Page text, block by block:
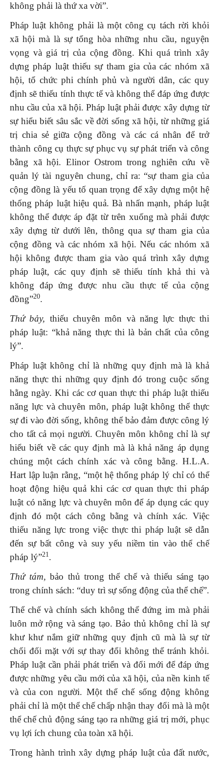
không phải là thứ xa vời”.
Pháp luật không phải là một công cụ tách rời khỏi
xã hội mà là sự tổng hòa những nhu cầu, nguyện
vọng và giá trị của cộng đồng. Khi quá trình xây
dựng pháp luật thiếu sự tham gia của các nhóm xã
hội, tổ chức phi chính phủ và người dân, các quy
định sẽ thiếu tính thực tế và không thể đáp ứng được
nhu cầu của xã hội. Pháp luật phải được xây dựng từ
sự hiểu biết sâu sắc về đời sống xã hội, từ những giá
trị chia sẻ giữa cộng đồng và các cá nhân để trở
thành công cụ thực sự phục vụ sự phát triển và công
bằng xã hội. Elinor Ostrom trong nghiên cứu về
quản lý tài nguyên chung, chỉ ra: “sự tham gia của
cộng đồng là yếu tố quan trọng để xây dựng một hệ
thống pháp luật hiệu quả. Bà nhấn mạnh, pháp luật
không thể được áp đặt từ trên xuống mà phải được
xây dựng từ dưới lên, thông qua sự tham gia của
cộng đồng và các nhóm xã hội. Nếu các nhóm xã
hội không được tham gia vào quá trình xây dựng
pháp luật, các quy định sẽ thiếu tính khả thi và
không đáp ứng được nhu cầu thực tế của cộng
đồng”20.
Thứ bảy, thiếu chuyên môn và năng lực thực thi
pháp luật: “khả năng thực thi là bản chất của công
lý”.
Pháp luật không chỉ là những quy định mà là khả
năng thực thi những quy định đó trong cuộc sống
hằng ngày. Khi các cơ quan thực thi pháp luật thiếu
năng lực và chuyên môn, pháp luật không thể thực
sự đi vào đời sống, không thể bảo đảm được công lý
cho tất cả mọi người. Chuyên môn không chỉ là sự
hiểu biết về các quy định mà là khả năng áp dụng
chúng một cách chính xác và công bằng. H.L.A.
Hart lập luận rằng, “một hệ thống pháp lý chỉ có thể
hoạt động hiệu quả khi các cơ quan thực thi pháp
luật có năng lực và chuyên môn để áp dụng các quy
định đó một cách công bằng và chính xác. Việc
thiếu năng lực trong việc thực thi pháp luật sẽ dẫn
đến sự bất công và suy yếu niềm tin vào thể chế
pháp lý”21.
Thứ tám,bảo thủ trong thể chế và thiếu sáng tạo
trong chính sách: “duy trì sự sống động của thể chế”.
Thể chế và chính sách không thể đứng im mà phải
luôn mở rộng và sáng tạo. Bảo thủ không chỉ là sự
khư khư nắm giữ những quy định cũ mà là sự từ
chối đối mặt với sự thay đổi không thể tránh khỏi.
Pháp luật cần phải phát triển và đổi mới để đáp ứng
được những yêu cầu mới của xã hội, của nền kinh tế
và của con người. Một thể chế sống động không
phải chỉ là một thể chế chấp nhận thay đổi mà là một
thể chế chủ động sáng tạo ra những giá trị mới, phục
vụ lợi ích chung của toàn xã hội.
Trong hành trình xây dựng pháp luật của đất nước,